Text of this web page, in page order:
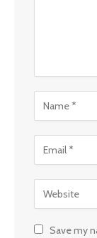
Save my